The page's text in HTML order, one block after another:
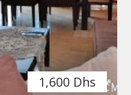
1,600 Dhs